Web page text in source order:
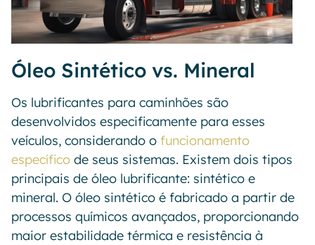
Óleo Sintético vs. Mineral
Os lubrificantes para caminhões são
desenvolvidos especificamente para esses
veículos, considerando o funcionamento
específico de seus sistemas. Existem dois tipos
principais de óleo lubrificante: sintético e
mineral. O óleo sintético é fabricado a partir de
processos químicos avançados, proporcionando
maior estabilidade térmica e resistência à